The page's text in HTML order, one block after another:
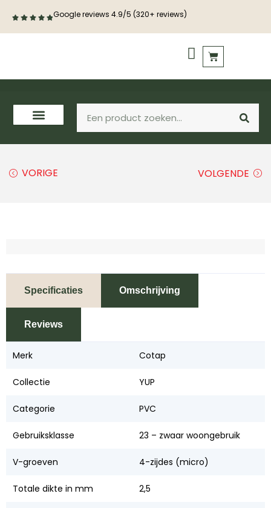
Google reviews 4.9/5 (320+ reviews)
VORIGE VOLGENDE
Specificaties Omschrijving
Reviews
Merk Cotap
Collectie YUP
Categorie PVC
Gebruiksklasse 23 – zwaar woongebruik
V-groeven 4-zijdes (micro)
Totale dikte in mm 2,5